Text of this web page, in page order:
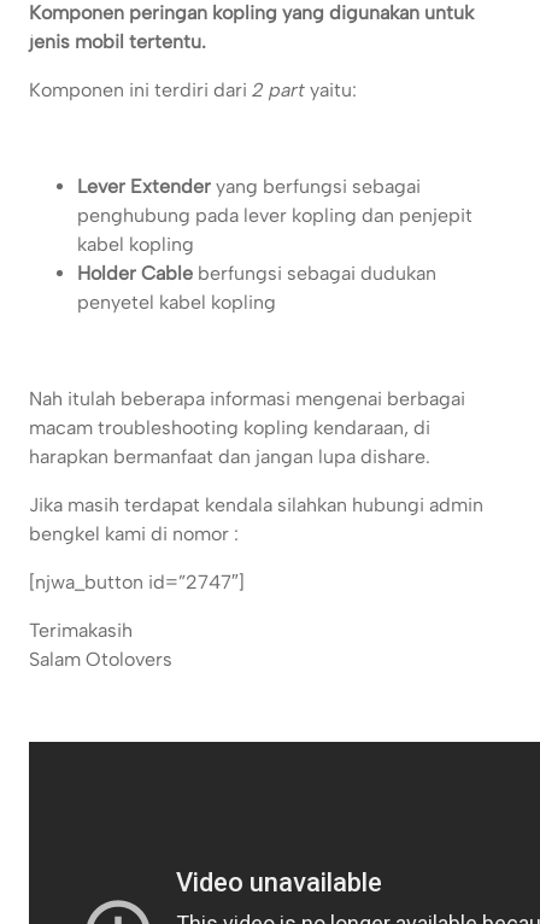
Komponen peringan kopling yang digunakan untuk
jenis mobil tertentu.
Komponen ini terdiri dari 2 part yaitu:
Lever Extender yang berfungsi sebagai
penghubung pada lever kopling dan penjepit
kabel kopling
Holder Cable berfungsi sebagai dudukan
penyetel kabel kopling
Nah itulah beberapa informasi mengenai berbagai
macam troubleshooting kopling kendaraan, di
harapkan bermanfaat dan jangan lupa dishare.
Jika masih terdapat kendala silahkan hubungi admin
bengkel kami di nomor :
[njwa_button id=”2747″]
Terimakasih
Salam Otolovers